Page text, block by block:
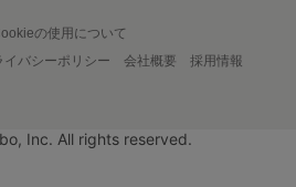
の使用について
イバシーポリシー 会社概要
採用情報
Inc. All rights reserved.